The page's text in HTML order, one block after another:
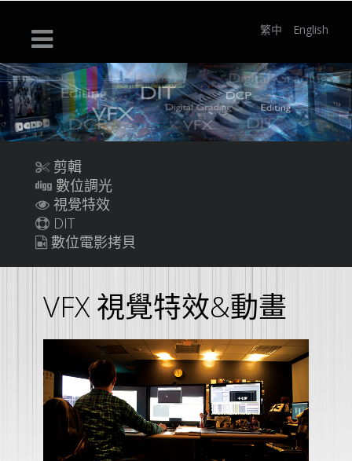
繁中 English
剪輯
數位調光
視覺特效
DIT
數位電影拷貝
VFX 視覺特效&動畫